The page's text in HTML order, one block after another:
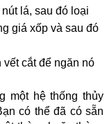
lá, sau đó loại
giá xốp và sau đó
cắt để ngăn nó
một hệ thống thủy
có thể đã có sẵn